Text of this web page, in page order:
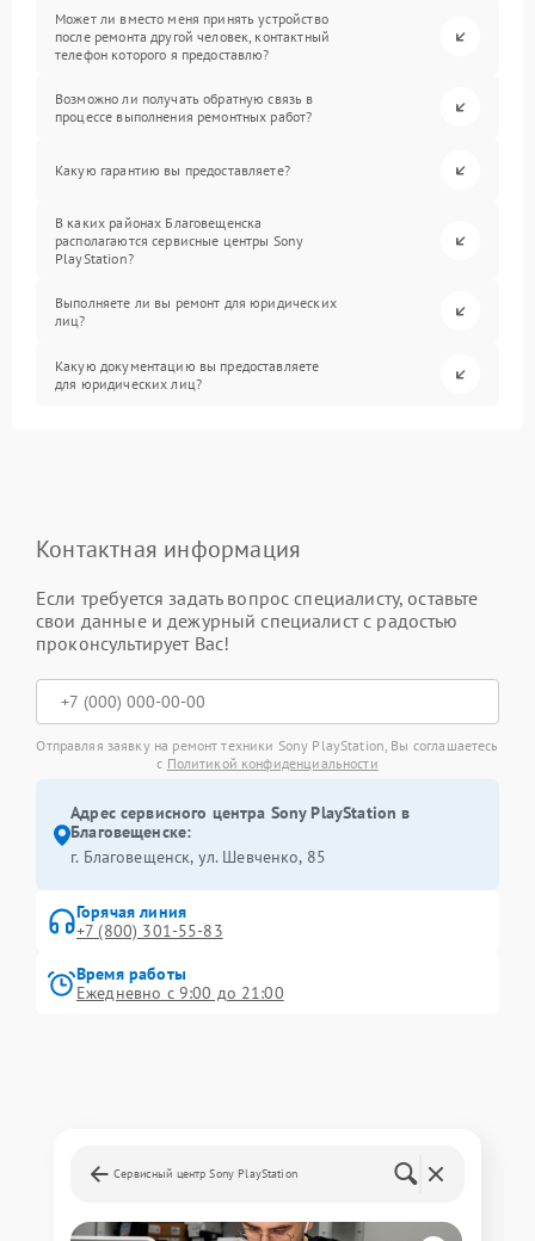
Может ли вместо меня принять устройство
после ремонта другой человек, контактный
телефон которого я предоставлю?
Возможно ли получать обратную связь в
процессе выполнения ремонтных работ?
Какую гарантию вы предоставляете?
В каких районах Благовещенска
располагаются сервисные центры Sony
PlayStation?
Выполняете ли вы ремонт для юридических
лиц?
Какую документацию вы предоставляете
для юридических лиц?
Контактная информация
Если требуется задать вопрос специалисту, оставьте
свои данные и дежурный специалист с радостью
проконсультирует Вас!
Отправляя заявку на ремонт техники Sony PlayStation, Вы соглашаетесь
с Политикой конфиденциальности
Адрес сервисного центра Sony PlayStation в
Благовещенске:
г. Благовещенск, ул. Шевченко, 85
Горячая линия
+7 (800) 301-55-83
Время работы
Ежедневно с 9:00 до 21:00
Сервисный центр Sony PlayStation